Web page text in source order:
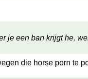
je een ban krijgt he,
die horse porn te